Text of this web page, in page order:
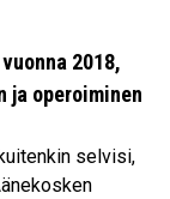
2018,
ja operoiminen
selvisi,